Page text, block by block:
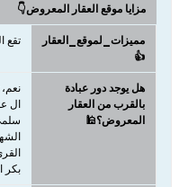
مزايا موقع العقار المعروض👇
مميزات_لموقع_العقار
👍
تقع
هل يوجد دور عبادة
بالقرب من العقار
المعروض؟🕌
ال
بكر